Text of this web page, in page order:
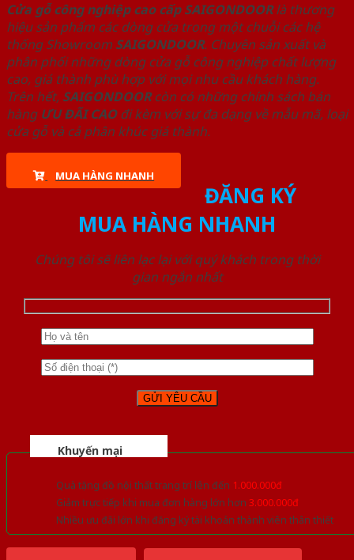
Cửa gỗ công nghiệp cao cấp SAIGONDOORlà thương
hiệu sản phẩm các dòng cửa trong một chuỗi các hệ
thống Showroom SAIGONDOOR. Chuyên sản xuất và
phân phối những dòng cửa gỗ công nghiệp chất lượng
cao, giá thành phù hợp với mọi nhu cầu khách hàng.
Trên hết, SAIGONDOORcòn có những chính sách bán
hàng ƯU ĐÃI CAOđi kèm với sự đa dạng về mẫu mã, loại
cửa gỗ và cả phân khúc giá thành.
MUA HÀNG NHANH
ĐĂNG KÝ
MUA HÀNG NHANH
Chúng tôi sẽ liên lạc lại với quý khách trong thời
gian ngắn nhất
Khuyến mại
Quà tặng đồ nội thất trang trí lên đến 1.000.000đ
Giảm trực tiếp khi mua đơn hàng lớn hơn 3.000.000đ
Nhiều ưu đãi lớn khi đăng ký tài khoản thành viên thân thiết